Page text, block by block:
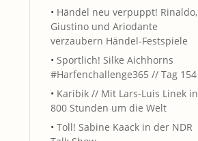
• Händel neu verpuppt! Rinaldo,
Giustino und Ariodante
verzaubern Händel-Festspiele
• Sportlich! Silke Aichhorns
#Harfenchallenge365 // Tag 154
• Karibik // Mit Lars-Luis Linek in
800 Stunden um die Welt
• Toll! Sabine Kaack in der NDR